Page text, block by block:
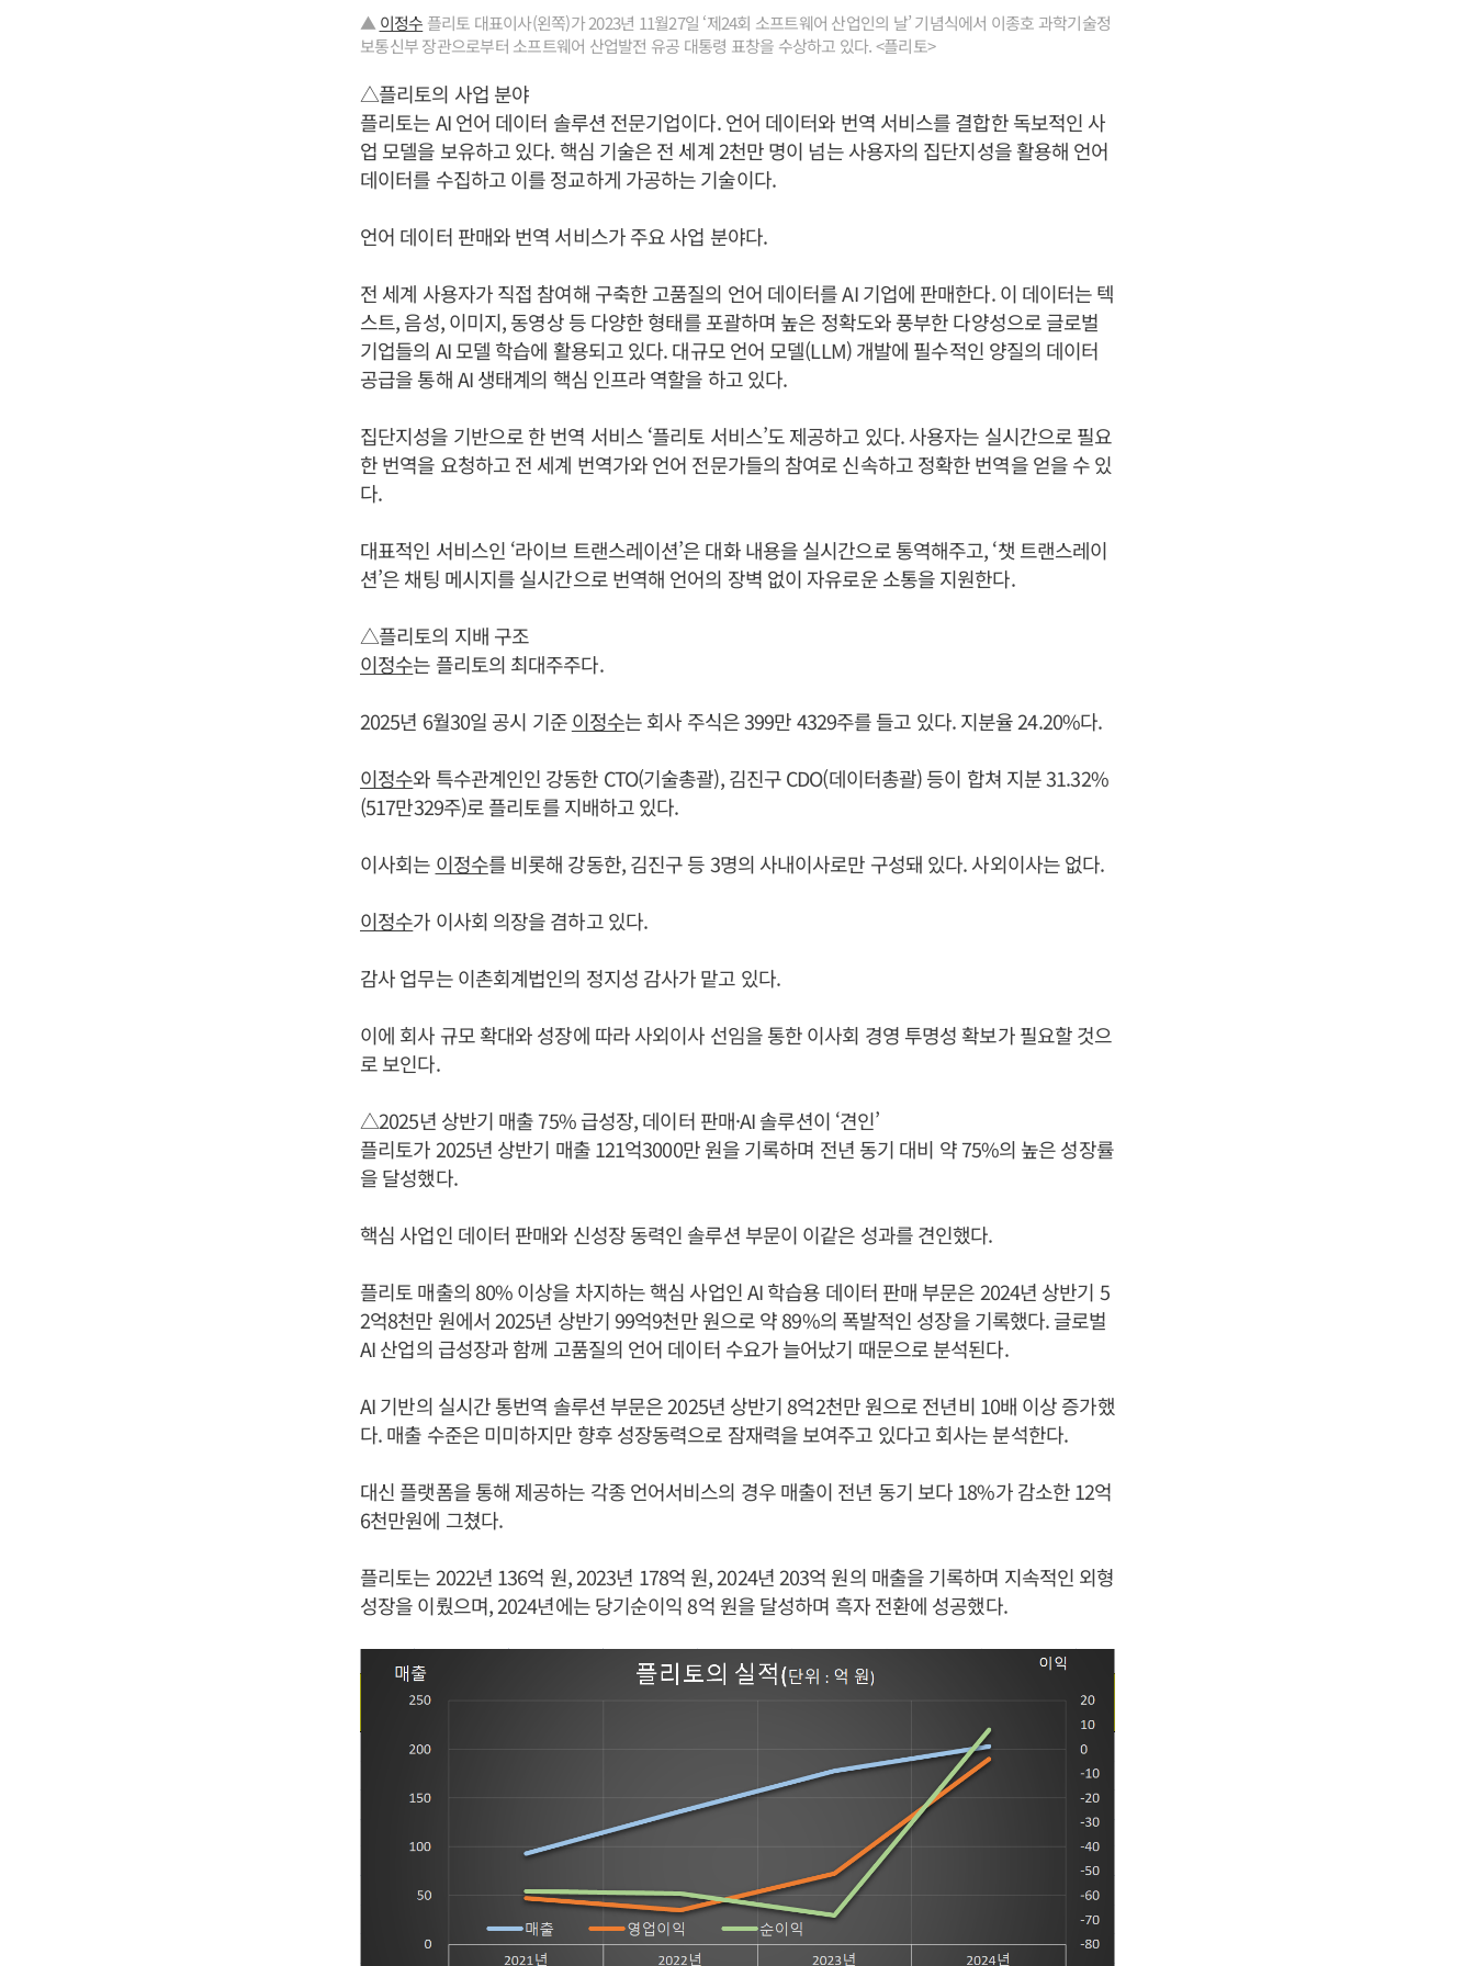
▲ 이정수 플리토 대표이사(왼쪽)가 2023년 11월27일 ‘제24회 소프트웨어 산업인의 날’ 기념식에서 이종호 과학기술정
보통신부 장관으로부터 소프트웨어 산업발전 유공 대통령 표창을 수상하고 있다. <플리토>
△플리토의 사업 분야
플리토는 AI 언어 데이터 솔루션 전문기업이다. 언어 데이터와 번역 서비스를 결합한 독보적인 사
업 모델을 보유하고 있다. 핵심 기술은 전 세계 2천만 명이 넘는 사용자의 집단지성을 활용해 언어
데이터를 수집하고 이를 정교하게 가공하는 기술이다.
언어 데이터 판매와 번역 서비스가 주요 사업 분야다.
전 세계 사용자가 직접 참여해 구축한 고품질의 언어 데이터를 AI 기업에 판매한다. 이 데이터는 텍
스트, 음성, 이미지, 동영상 등 다양한 형태를 포괄하며 높은 정확도와 풍부한 다양성으로 글로벌
기업들의 AI 모델 학습에 활용되고 있다. 대규모 언어 모델(LLM) 개발에 필수적인 양질의 데이터
공급을 통해 AI 생태계의 핵심 인프라 역할을 하고 있다.
집단지성을 기반으로 한 번역 서비스 ‘플리토 서비스’도 제공하고 있다. 사용자는 실시간으로 필요
한 번역을 요청하고 전 세계 번역가와 언어 전문가들의 참여로 신속하고 정확한 번역을 얻을 수 있
다.
대표적인 서비스인 ‘라이브 트랜스레이션’은 대화 내용을 실시간으로 통역해주고, ‘챗 트랜스레이
션’은 채팅 메시지를 실시간으로 번역해 언어의 장벽 없이 자유로운 소통을 지원한다.
△플리토의 지배 구조
이정수는 플리토의 최대주주다.
2025년 6월30일 공시 기준이정수는 회사 주식은 399만 4329주를 들고 있다. 지분율 24.20%다.
이정수와 특수관계인인 강동한 CTO(기술총괄), 김진구 CDO(데이터총괄) 등이 합쳐 지분 31.32%
(517만329주)로 플리토를 지배하고 있다.
이사회는 이정수를 비롯해 강동한, 김진구 등 3명의 사내이사로만 구성돼 있다. 사외이사는 없다.
이정수가 이사회 의장을 겸하고 있다.
감사 업무는 이촌회계법인의 정지성 감사가 맡고 있다.
이에 회사 규모 확대와 성장에 따라 사외이사 선임을 통한 이사회 경영 투명성 확보가 필요할 것으
로 보인다.
△2025년 상반기 매출 75% 급성장, 데이터 판매·AI 솔루션이 ‘견인’
플리토가 2025년 상반기 매출 121억3000만 원을 기록하며 전년 동기 대비 약 75%의 높은 성장률
을 달성했다.
핵심 사업인 데이터 판매와 신성장 동력인 솔루션 부문이 이같은 성과를 견인했다.
플리토 매출의 80% 이상을 차지하는 핵심 사업인 AI 학습용 데이터 판매 부문은 2024년 상반기 5
2억8천만 원에서 2025년 상반기 99억9천만 원으로 약 89%의 폭발적인 성장을 기록했다. 글로벌
AI 산업의 급성장과 함께 고품질의 언어 데이터 수요가 늘어났기 때문으로 분석된다.
AI 기반의 실시간 통번역 솔루션 부문은 2025년 상반기 8억2천만 원으로 전년비 10배 이상 증가했
다. 매출 수준은 미미하지만 향후 성장동력으로 잠재력을 보여주고 있다고 회사는 분석한다.
대신 플랫폼을 통해 제공하는 각종 언어서비스의 경우 매출이 전년 동기 보다 18%가 감소한 12억
6천만원에 그쳤다.
플리토는 2022년 136억 원, 2023년 178억 원, 2024년 203억 원의 매출을 기록하며 지속적인 외형
성장을 이뤘으며, 2024년에는 당기순이익 8억 원을 달성하며 흑자 전환에 성공했다.